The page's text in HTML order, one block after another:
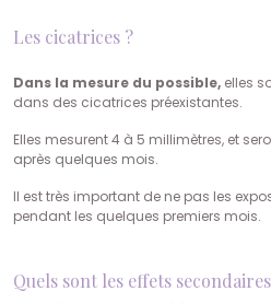
Les cicatrices ?
Dans la mesure du possible, elles
dans des cicatrices préexistantes.
Elles mesurent 4 à 5 millimètres, et
après quelques mois.
Il est très important de ne pas les
pendant les quelques premiers mois.
Quels sont les effets